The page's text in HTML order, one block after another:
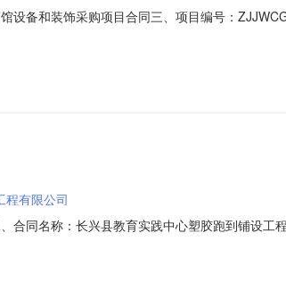
备和装饰采购项目合同三、项目编号：
道仙林大道18号马群科创中心C栋三层联系方式
程有限公司
同名称：长兴县教育实践中心塑胶跑到铺设工
市宝山区共和新路5000弄6号516室联系方式：